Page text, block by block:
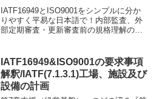
IATF16949とISO9001をシンプルに分か
りやすく平易な日本語で！内部監査、外
部定期審査・更新審査前の規格理解のヒ
IATF16949&ISO9001の要求事項
解釈/IATF(7.1.3.1)工場、施設及び
設備の計画